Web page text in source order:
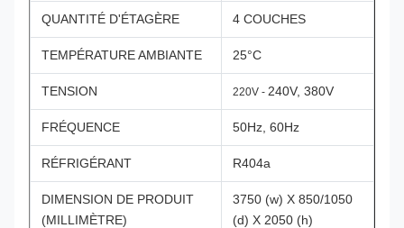
QUANTITÉ D'ÉTAGÈRE 4 COUCHES
TEMPÉRATURE AMBIANTE 25°C
TENSION 220V - 240V, 380V
FRÉQUENCE 50Hz, 60Hz
RÉFRIGÉRANT R404a
DIMENSION DE PRODUIT
(MILLIMÈTRE)
3750 (w) X 850/1050
(d) X 2050 (h)